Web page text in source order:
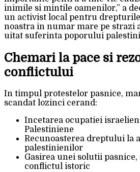
inimile si mintile oamenilor,” a
un activist local pentru
noastra in numar mare pe strazi
uitat suferinta poporului
Chemari la pace si
conflictului
In timpul protestelor pasnice,
scandat lozinci cerand:
Incetarea ocupatiei
Palestiniene
Recunoasterea dreptului la
palestinienilor
Gasirea unei solutii pasnice,
conflictul istoric